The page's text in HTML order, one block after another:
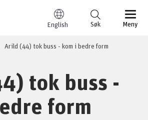
English Meny
Søk
Arild (44) tok buss - kom i bedre form
tok buss -
form